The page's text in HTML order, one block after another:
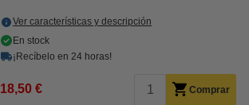
Ver características y descripción
En stock
¡Recíbelo en 24 horas!
18,50 € Comprar